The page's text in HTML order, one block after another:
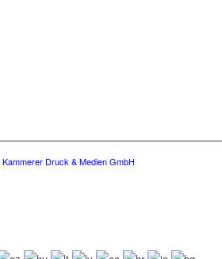
Kammerer Druck & Medien GmbH